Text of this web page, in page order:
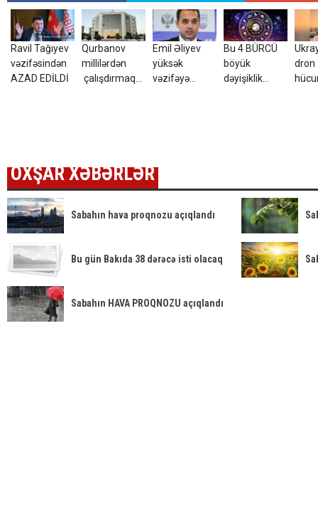
Ravil Tağıyev
vəzifəsindən
AZAD EDİLDİ
Qurbanov
millilərdən
çalışdırmaq
Emil Əliyev
yüksək
vəzifəyə
Bu 4 BÜRCÜ
böyük
dəyişiklik
dron
OXŞAR XƏBƏRLƏR
Sabahın hava proqnozu açıqlandı
Bu gün Bakıda 38 dərəcə isti olacaq
Sabahın HAVA PROQNOZU açıqlandı